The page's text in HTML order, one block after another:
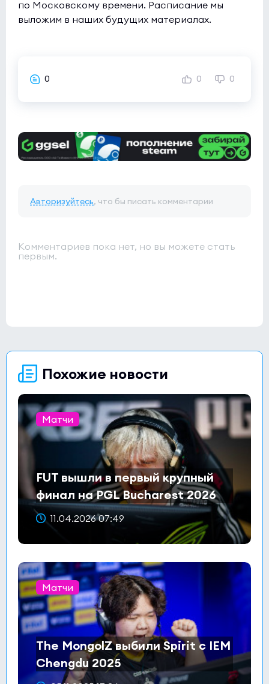
по Московскому времени. Расписание мы
выложим в наших будущих материалах.
0 0 0
Авторизуйтесь, что бы писать комментарии
Комментариев пока нет, но вы можете стать
первым.
Похожие новости
Матчи
FUT вышли в первый крупный
финал на PGL Bucharest 2026
11.04.2026 07:49
Матчи
The MongolZ выбили Spirit с IEM
Chengdu 2025